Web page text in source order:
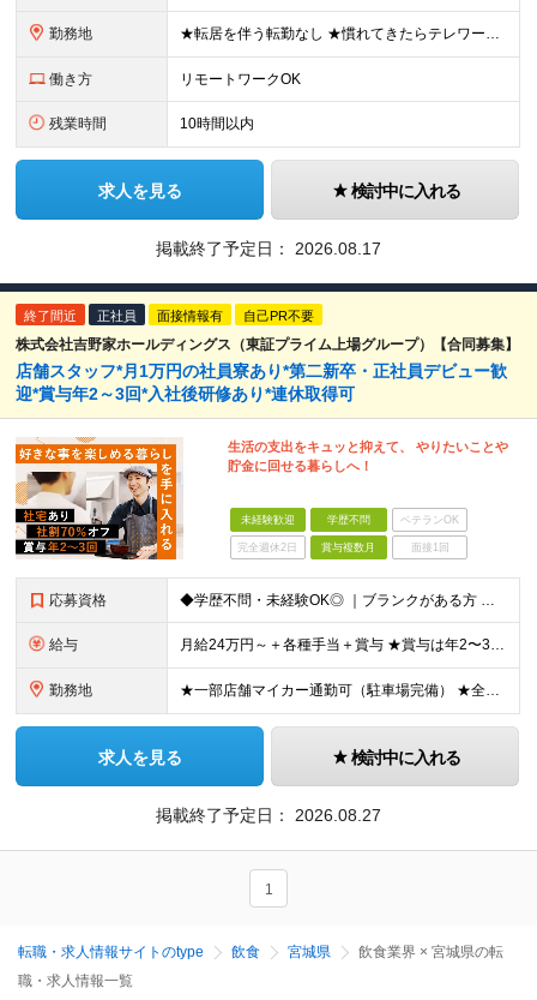
勤務地 ★転居を伴う転勤なし ★慣れてきたらテレワーク＋直行直帰 └週1日程度出社 ★拠点により原則オフィス出社の場合もあり ＼各拠点のいずれかにて勤務していただきます／※希望は面接時にお伺いします ■北海
働き方 リモートワークOK
残業時間 10時間以内
求人を見る 検討中に入れる
掲載終了予定日： 2026.08.17
終了間近 正社員 面接情報有 自己PR不要
株式会社吉野家ホールディングス（東証プライム上場グループ）【合同募集】
店舗スタッフ*月1万円の社員寮あり*第二新卒・正社員デビュー歓
迎*賞与年2～3回*入社後研修あり*連休取得可
生活の支出をキュッと抑えて、 やりたいことや
貯金に回せる暮らしへ！
未経験歓迎 学歴不問 ベテランOK
完全週休2日 賞与複数月 面接1回
応募資格 ◆学歴不問・未経験OK◎ ｜ブランクがある方 ｜転職回数が気になる方 ｜飲食業界にチャレンジしたい方 ｜副業OK どんな方も大歓迎！「やってみたい」という気持ちがあればOKです◎
給与 月給24万円～＋各種手当＋賞与 ★賞与は年2〜3回支給 （7月・12月の年2回＋会社業績により2月に決算賞与あり） ★家賃1万円の格安寮や70%オフの食事補助により、毎月の支出を大幅に抑えられます。
勤務地 ★一部店舗マイカー通勤可（駐車場完備） ★全国の各店舗で募集中！続々出店予定！ ■首都圏エリア 埼玉、千葉、東京、神奈川、山梨 ■北日本エリア 北海道、青森、岩手、宮城、秋田、山形、福島、茨城、栃
求人を見る 検討中に入れる
掲載終了予定日： 2026.08.27
1
転職・求人情報サイトのtype 飲食 宮城県
飲食業界 × 宮城県の転
職・求人情報一覧